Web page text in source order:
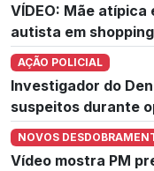
VÍDEO: Mãe
autista em
AÇÃO POLICIAL
Investigador do
suspeitos durante
NOVOS
Vídeo mostra PM